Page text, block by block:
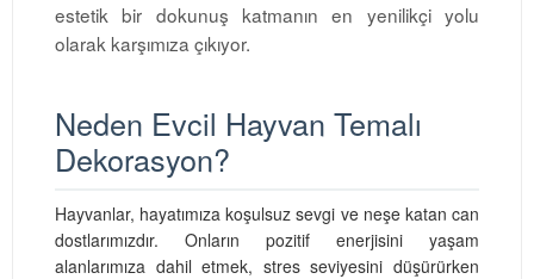
estetik bir dokunuş katmanın en yenilikçi yolu
olarak karşımıza çıkıyor.
Neden Evcil Hayvan Temalı
Dekorasyon?
Hayvanlar, hayatımıza koşulsuz sevgi ve neşe katan can
dostlarımızdır. Onların pozitif enerjisini yaşam
alanlarımıza dahil etmek, stres seviyesini düşürürken